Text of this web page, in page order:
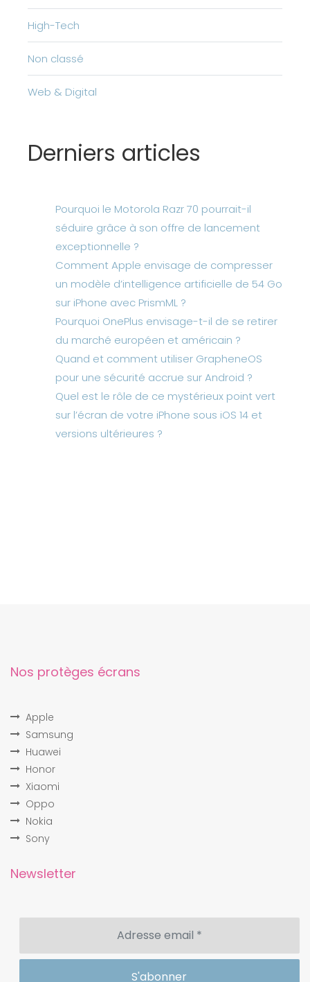
High-Tech
Non classé
Web & Digital
Derniers articles
Pourquoi le Motorola Razr 70 pourrait-il
séduire grâce à son offre de lancement
exceptionnelle ?
Comment Apple envisage de compresser
un modèle d’intelligence artificielle de 54 Go
sur iPhone avec PrismML ?
Pourquoi OnePlus envisage-t-il de se retirer
du marché européen et américain ?
Quand et comment utiliser GrapheneOS
pour une sécurité accrue sur Android ?
Quel est le rôle de ce mystérieux point vert
sur l’écran de votre iPhone sous iOS 14 et
versions ultérieures ?
Nos protèges écrans
Apple
Samsung
Huawei
Honor
Xiaomi
Oppo
Nokia
Sony
Newsletter